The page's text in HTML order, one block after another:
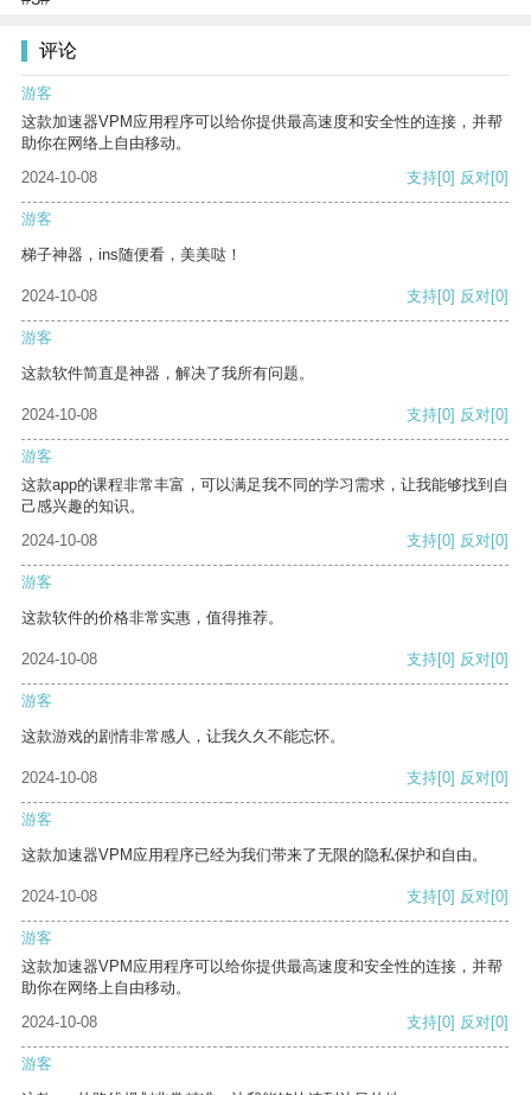
评论
游客
这款加速器VPM应用程序可以给你提供最高速度和安全性的连接，并帮
助你在网络上自由移动。
2024-10-08
支持[0] 反对[0]
游客
梯子神器，ins随便看，美美哒！
2024-10-08 支持[0] 反对[0]
游客
这款软件简直是神器，解决了我所有问题。
2024-10-08 支持[0] 反对[0]
游客
这款app的课程非常丰富，可以满足我不同的学习需求，让我能够找到自
己感兴趣的知识。
2024-10-08
支持[0] 反对[0]
游客
这款软件的价格非常实惠，值得推荐。
2024-10-08 支持[0] 反对[0]
游客
这款游戏的剧情非常感人，让我久久不能忘怀。
2024-10-08 支持[0] 反对[0]
游客
这款加速器VPM应用程序已经为我们带来了无限的隐私保护和自由。
2024-10-08 支持[0] 反对[0]
游客
这款加速器VPM应用程序可以给你提供最高速度和安全性的连接，并帮
助你在网络上自由移动。
2024-10-08
支持[0] 反对[0]
游客